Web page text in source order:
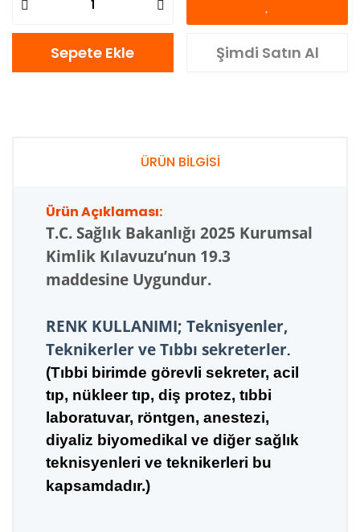
Sepete Ekle Şimdi Satın Al
ÜRÜN BİLGİSİ
Ürün Açıklaması:
T.C. Sağlık Bakanlığı 2025 Kurumsal
Kimlik Kılavuzu’nun 19.3
maddesine Uygundur.
RENK KULLANIMI; Teknisyenler,
Teknikerler ve Tıbbı sekreterler.
(Tıbbi birimde görevli sekreter, acil
tıp, nükleer tıp, diş protez, tıbbi
laboratuvar, röntgen, anestezi,
diyaliz biyomedikal ve diğer sağlık
teknisyenleri ve teknikerleri bu
kapsamdadır.)